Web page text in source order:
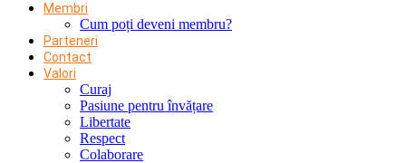
Membri
Cum poți deveni membru?
Parteneri
Contact
Valori
Curaj
Pasiune pentru învățare
Libertate
Respect
Colaborare